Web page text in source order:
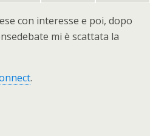
con interesse e poi, dopo
mi è scattata la
.